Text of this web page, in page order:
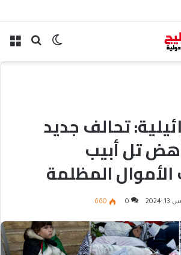
بحث الوضع
تحالف جديد
تل أبيب
المظلمة
2024
0
660